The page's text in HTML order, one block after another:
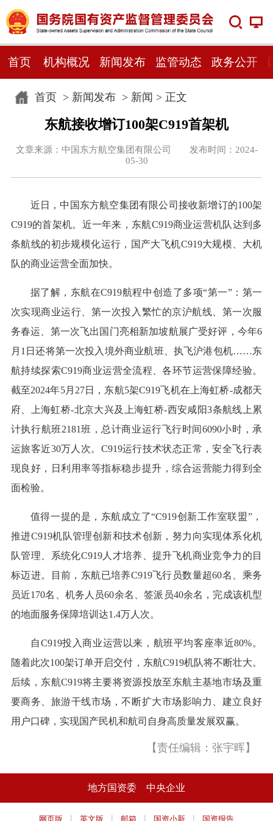
首页 机构概况 新闻发布 监管动态 政务公开
首页> 新闻发布> 新闻 > 正文
东航接收增订100架C919首架机
文章来源：中国东方航空集团有限公司 发布时间：2024-
05-30
近日，中国东方航空集团有限公司接收新增订的100架
C919的首架机。近一年来，东航C919商业运营机队达到多
条航线的初步规模化运行，国产大飞机C919大规模、大机
队的商业运营全面加快。
据了解，东航在C919航程中创造了多项“第一”：第一
次实现商业运行、第一次投入繁忙的京沪航线、第一次服
务春运、第一次飞出国门亮相新加坡航展广受好评，今年6
月1日还将第一次投入境外商业航班、执飞沪港包机……东
航持续探索C919商业运营全流程、各环节运营保障经验。
截至2024年5月27日，东航5架C919飞机在上海虹桥-成都天
府、上海虹桥-北京大兴及上海虹桥-西安咸阳3条航线上累
计执行航班2181班，总计商业运行飞行时间6090小时，承
运旅客近30万人次。C919运行技术状态正常，安全飞行表
现良好，日利用率等指标稳步提升，综合运营能力得到全
面检验。
值得一提的是，东航成立了“C919创新工作室联盟”，
推进C919机队管理创新和技术创新，努力向实现体系化机
队管理、系统化C919人才培养、提升飞机商业竞争力的目
标迈进。目前，东航已培养C919飞行员数量超60名、乘务
员近170名、机务人员60余名、签派员40余名，完成该机型
的地面服务保障培训达1.4万人次。
自C919投入商业运营以来，航班平均客座率近80%。
随着此次100架订单开启交付，东航C919机队将不断壮大。
后续，东航C919将主要将资源投放至东航主基地市场及重
要商务、旅游干线市场，不断扩大市场影响力、建立良好
用户口碑，实现国产民机和航司自身高质量发展双赢。
【责任编辑：张宇晖】
地方国资委 中央企业
网页版 | 英文版 | 邮箱 | 国资小新 | 国资报告